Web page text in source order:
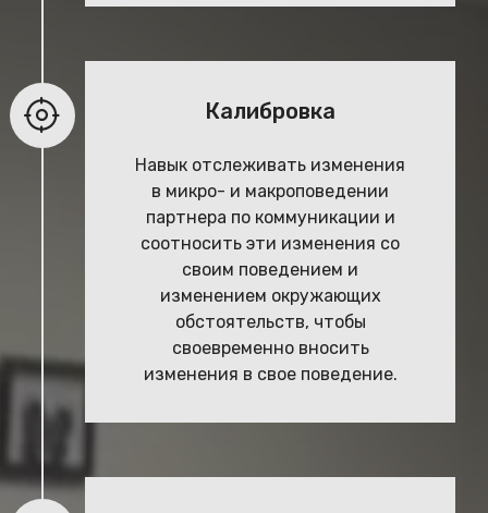
Калибровка
Навык отслеживать изменения
в микро- и макроповедении
партнера по коммуникации и
соотносить эти изменения со
своим поведением и
изменением окружающих
обстоятельств, чтобы
своевременно вносить
изменения в свое поведение.